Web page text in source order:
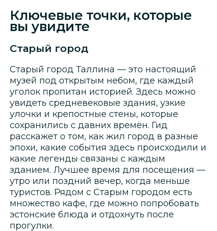
Ключевые точки, которые
вы увидите
Старый город
Старый город Таллина — это настоящий
музей под открытым небом, где каждый
уголок пропитан историей. Здесь можно
увидеть средневековые здания, узкие
улочки и крепостные стены, которые
сохранились с давних времён. Гид
расскажет о том, как жил город в разные
эпохи, какие события здесь происходили и
какие легенды связаны с каждым
зданием. Лучшее время для посещения —
утро или поздний вечер, когда меньше
туристов. Рядом с Старым городом есть
множество кафе, где можно попробовать
эстонские блюда и отдохнуть после
прогулки.